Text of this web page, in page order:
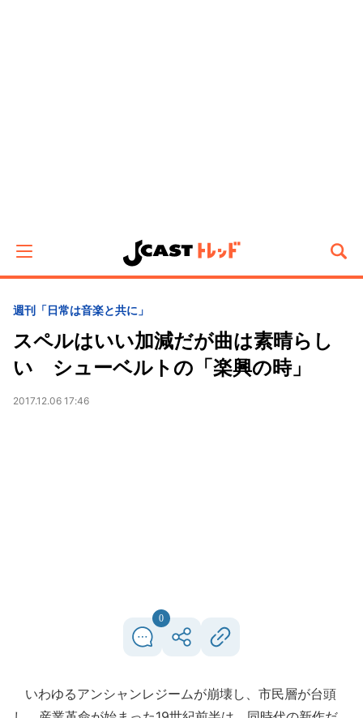
週刊「日常は音楽と共に」
スペルはいい加減だが曲は素晴らし
い シューベルトの「楽興の時」
2017.12.06 17:46
0
いわゆるアンシャンレジームが崩壊し、市民層が台頭